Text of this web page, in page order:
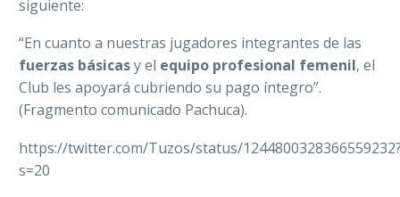
siguiente:
“En cuanto a nuestras jugadores integrantes de las
fuerzas básicasy el equipo profesional femenil, el
Club les apoyará cubriendo su pago íntegro”.
(Fragmento comunicado Pachuca).
https://twitter.com/Tuzos/status/
s=20